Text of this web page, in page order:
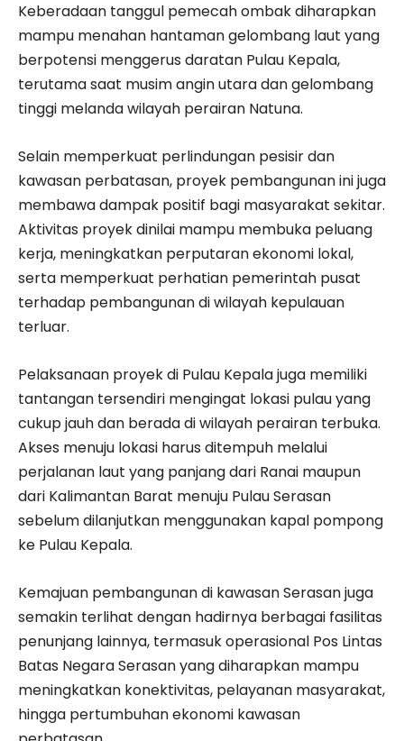
Keberadaan tanggul pemecah ombak diharapkan
mampu menahan hantaman gelombang laut yang
berpotensi menggerus daratan Pulau Kepala,
terutama saat musim angin utara dan gelombang
tinggi melanda wilayah perairan Natuna.
Selain memperkuat perlindungan pesisir dan
kawasan perbatasan, proyek pembangunan ini juga
membawa dampak positif bagi masyarakat sekitar.
Aktivitas proyek dinilai mampu membuka peluang
kerja, meningkatkan perputaran ekonomi lokal,
serta memperkuat perhatian pemerintah pusat
terhadap pembangunan di wilayah kepulauan
terluar.
Pelaksanaan proyek di Pulau Kepala juga memiliki
tantangan tersendiri mengingat lokasi pulau yang
cukup jauh dan berada di wilayah perairan terbuka.
Akses menuju lokasi harus ditempuh melalui
perjalanan laut yang panjang dari Ranai maupun
dari Kalimantan Barat menuju Pulau Serasan
sebelum dilanjutkan menggunakan kapal pompong
ke Pulau Kepala.
Kemajuan pembangunan di kawasan Serasan juga
semakin terlihat dengan hadirnya berbagai fasilitas
penunjang lainnya, termasuk operasional Pos Lintas
Batas Negara Serasan yang diharapkan mampu
meningkatkan konektivitas, pelayanan masyarakat,
hingga pertumbuhan ekonomi kawasan